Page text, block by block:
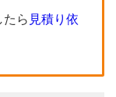
たら 見積り依